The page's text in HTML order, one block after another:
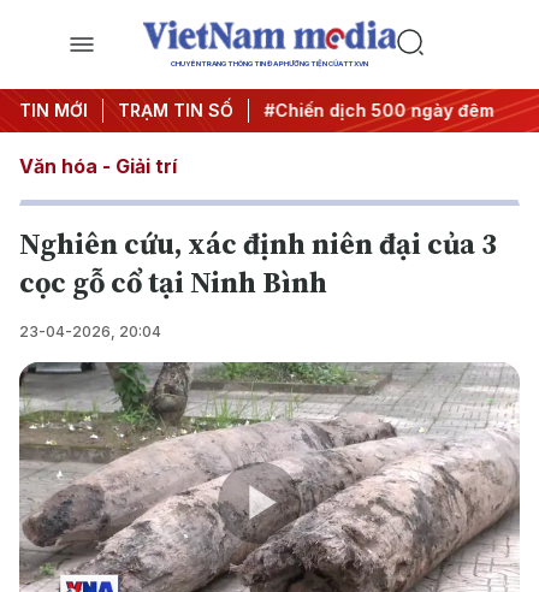
CHUYÊN TRANG THÔNG TIN ĐA PHƯƠNG TIỆN CỦA TTXVN
TIN MỚI TRẠM TIN SỐ
quyết thành hành động #Chiến dịch 500 ngày đêm
Văn hóa - Giải trí
Nghiên cứu, xác định niên đại của 3
cọc gỗ cổ tại Ninh Bình
23-04-2026, 20:04
Play